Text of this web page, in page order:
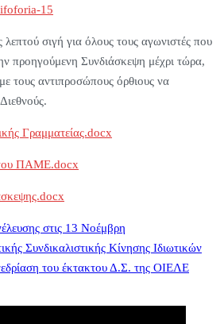
σιγή για όλους τους αγωνιστές που
προηγούμενη Συνδιάσκεψη μέχρι τώρα,
τους αντιπροσώπους όρθιους να
Γραμματείας.docx
του ΠΑΜΕ.docx
στις 13 Νοέμβρη
Συνδικαλιστικής Κίνησης Ιδιωτικών
του έκτακτου Δ.Σ. της ΟΙΕΛΕ